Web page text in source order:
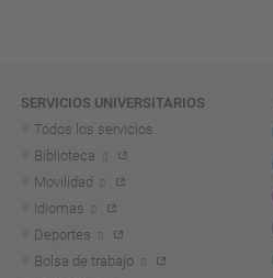
SERVICIOS UNIVERSITARIOS
Todos los servicios
Biblioteca
Movilidad
Idiomas
Deportes
Bolsa de trabajo